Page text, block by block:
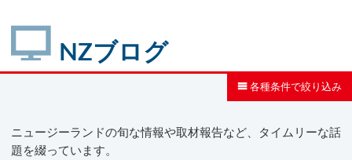
NZブログ
各種条件で絞り込み
ニュージーランドの旬な情報や取材報告など、タイムリーな話
題を綴っています。